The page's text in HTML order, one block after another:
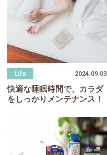
快適な睡眠時間で、カラダ
をしっかりメンテナンス！
2024.09.03